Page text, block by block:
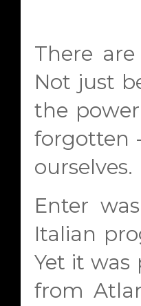
There
Not just
the
forgotten
ourselves.
Enter
Italian
Yet it was
from